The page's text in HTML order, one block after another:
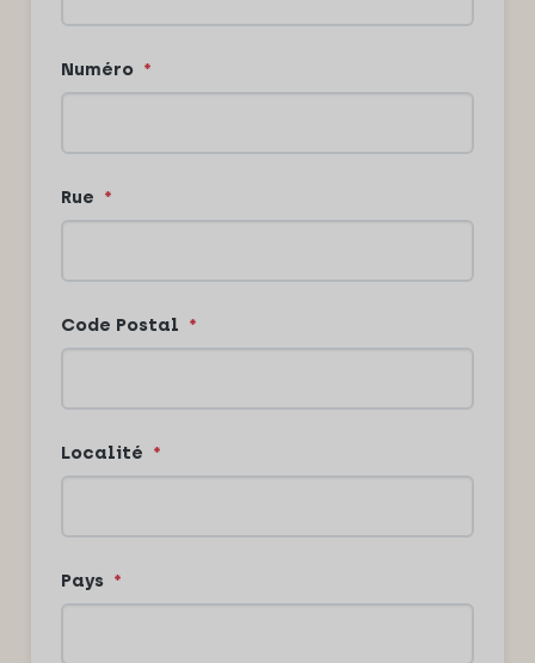
Numéro *
Rue *
Code Postal *
Localité *
Pays *